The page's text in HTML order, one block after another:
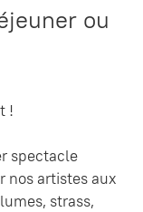
ou
!
spectacle
nos artistes aux
strass,